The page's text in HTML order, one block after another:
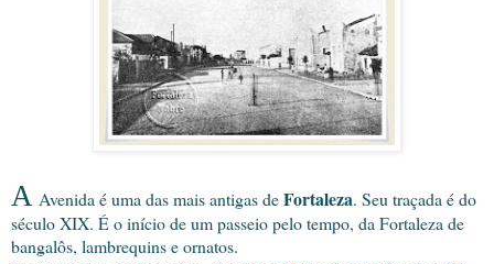
A Avenida é uma das mais antigas deFortaleza. Seu traçada é do
século XIX. É o início de um passeio pelo tempo, da Fortaleza de
bangalôs, lambrequins e ornatos.